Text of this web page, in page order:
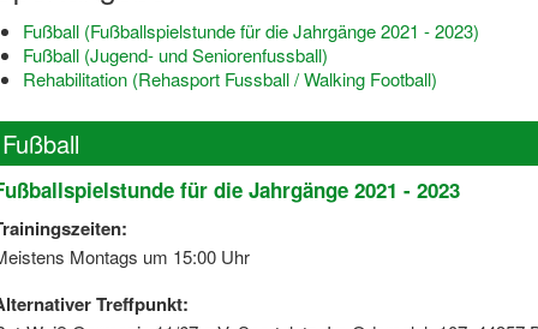
Fußball (Fußballspielstunde für die Jahrgänge 2021 - 2023)
Fußball (Jugend- und Seniorenfussball)
Rehabilitation (Rehasport Fussball / Walking Football)
Fußball
für die Jahrgänge 2021 - 2023
Montags um 15:00 Uhr
Treffpunkt: